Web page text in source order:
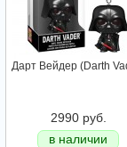
Дарт Вейдер (Darth
2990 руб.
в наличии